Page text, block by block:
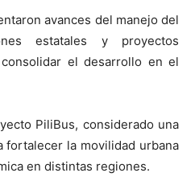
avances del manejo del
estatales y proyectos
el desarrollo en el
PiliBus, considerado una
fortalecer la movilidad urbana
en distintas regiones.